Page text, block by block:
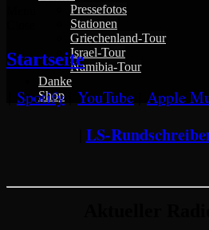
Pressefotos
Stationen
Griechenland-Tour
Israel-Tour
Namibia-Tour
Danke
Shop
Startseite
Spotify YouTube Apple
LS-